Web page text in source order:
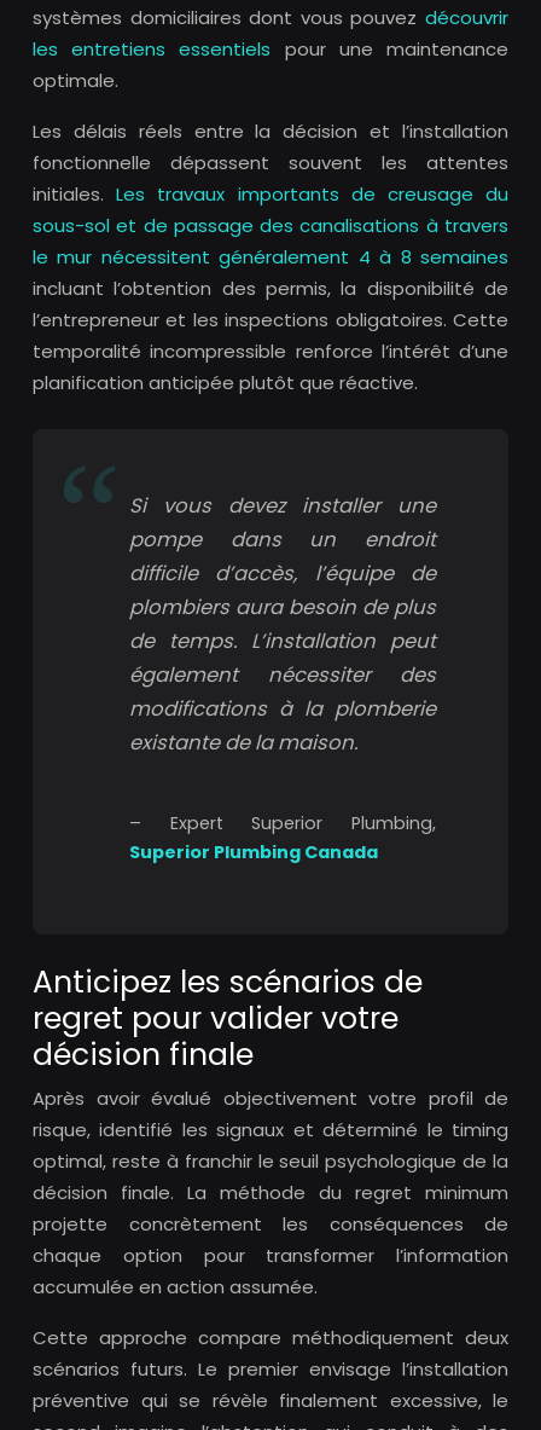
systèmes domiciliaires dont vous pouvez découvrir
les entretiens essentiels pour une maintenance
optimale.
Les délais réels entre la décision et l’installation
fonctionnelle dépassent souvent les attentes
initiales.Les travaux importants de creusage du
sous-sol et de passage des canalisations à travers
le mur nécessitent généralement 4 à 8 semaines
incluant l’obtention des permis, la disponibilité de
l’entrepreneur et les inspections obligatoires. Cette
temporalité incompressible renforce l’intérêt d’une
planification anticipée plutôt que réactive.
Si vous devez installer une
pompe dans un endroit
difficile d’accès, l’équipe de
plombiers aura besoin de plus
de temps. L’installation peut
également nécessiter des
modifications à la plomberie
existante de la maison.
– Expert Superior Plumbing,
Superior Plumbing Canada
Anticipez les scénarios de
regret pour valider votre
décision finale
Après avoir évalué objectivement votre profil de
risque, identifié les signaux et déterminé le timing
optimal, reste à franchir le seuil psychologique de la
décision finale. La méthode du regret minimum
projette concrètement les conséquences de
chaque option pour transformer l’information
accumulée en action assumée.
Cette approche compare méthodiquement deux
scénarios futurs. Le premier envisage l’installation
préventive qui se révèle finalement excessive, le